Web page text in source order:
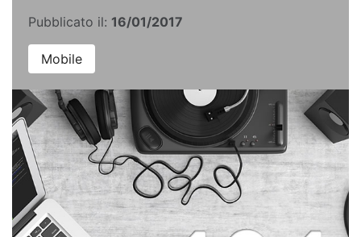
Pubblicato il: 16/01/2017
Mobile